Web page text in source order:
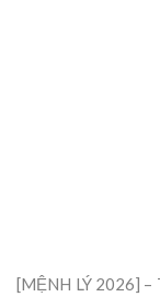
[MỆNH LÝ 2026]